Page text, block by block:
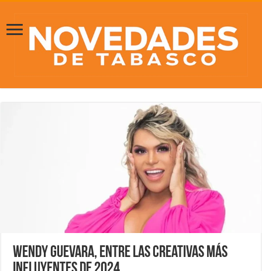
Wendy Guevara, entre las creativas más